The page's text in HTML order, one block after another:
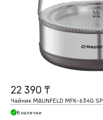
22 390 ₸
Чайник MAUNFELD MFK-634G.SP
В наличии